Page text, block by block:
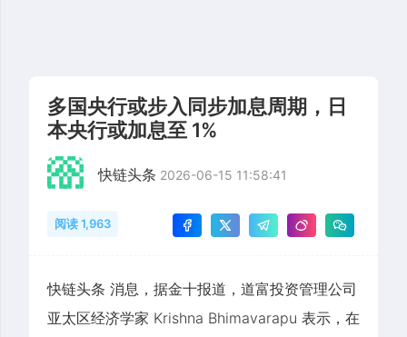
多国央行或步入同步加息周期，日
本央行或加息至 1%
快链头条 2026-06-15 11:58:41
阅读 1,963
快链头条 消息，据金十报道，道富投资管理公司
亚太区经济学家 Krishna Bhimavarapu 表示，在